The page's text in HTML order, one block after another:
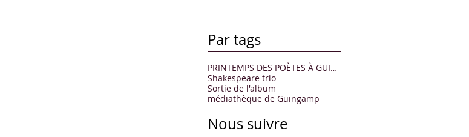
Par tags
PRINTEMPS DES POÈTES À GUINGAMP
Shakespeare trio
Sortie de l'album
médiathèque de Guingamp
Nous suivre